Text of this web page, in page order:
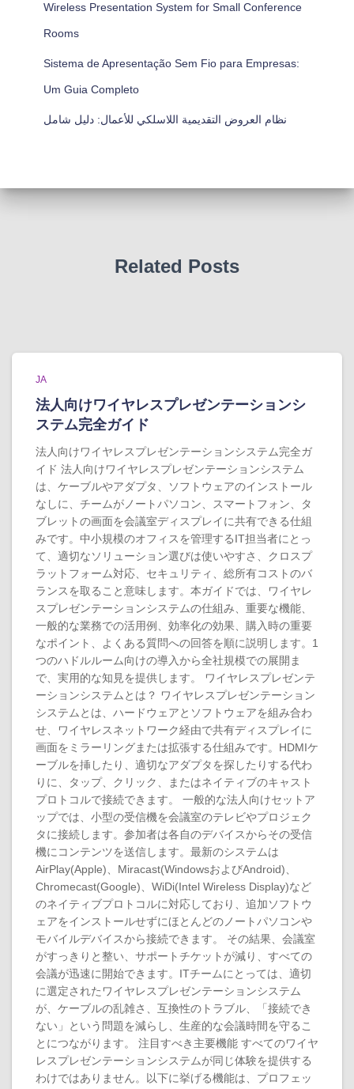
Wireless Presentation System for Small Conference
Rooms
Sistema de Apresentação Sem Fio para Empresas:
Um Guia Completo
نظام العروض التقديمية اللاسلكي للأعمال: دليل شامل
Related Posts
JA
法人向けワイヤレスプレゼンテーションシ
ステム完全ガイド
法人向けワイヤレスプレゼンテーションシステム完全ガ
イド 法人向けワイヤレスプレゼンテーションシステム
は、ケーブルやアダプタ、ソフトウェアのインストール
なしに、チームがノートパソコン、スマートフォン、タ
ブレットの画面を会議室ディスプレイに共有できる仕組
みです。中小規模のオフィスを管理するIT担当者にとっ
て、適切なソリューション選びは使いやすさ、クロスプ
ラットフォーム対応、セキュリティ、総所有コストのバ
ランスを取ること意味します。本ガイドでは、ワイヤレ
スプレゼンテーションシステムの仕組み、重要な機能、
一般的な業務での活用例、効率化の効果、購入時の重要
なポイント、よくある質問への回答を順に説明します。1
つのハドルルーム向けの導入から全社規模での展開ま
で、実用的な知見を提供します。 ワイヤレスプレゼンテ
ーションシステムとは？ ワイヤレスプレゼンテーション
システムとは、ハードウェアとソフトウェアを組み合わ
せ、ワイヤレスネットワーク経由で共有ディスプレイに
画面をミラーリングまたは拡張する仕組みです。HDMIケ
ーブルを挿したり、適切なアダプタを探したりする代わ
りに、タップ、クリック、またはネイティブのキャスト
プロトコルで接続できます。 一般的な法人向けセットア
ップでは、小型の受信機を会議室のテレビやプロジェク
タに接続します。参加者は各自のデバイスからその受信
機にコンテンツを送信します。最新のシステムは
AirPlay(Apple)、Miracast(WindowsおよびAndroid)、
Chromecast(Google)、WiDi(Intel Wireless Display)など
のネイティブプロトコルに対応しており、追加ソフトウ
ェアをインストールせずにほとんどのノートパソコンや
モバイルデバイスから接続できます。 その結果、会議室
がすっきりと整い、サポートチケットが減り、すべての
会議が迅速に開始できます。ITチームにとっては、適切
に選定されたワイヤレスプレゼンテーションシステム
が、ケーブルの乱雑さ、互換性のトラブル、「接続でき
ない」という問題を減らし、生産的な会議時間を守るこ
とにつながります。 注目すべき主要機能 すべてのワイヤ
レスプレゼンテーションシステムが同じ体験を提供する
わけではありません。以下に挙げる機能は、プロフェッ